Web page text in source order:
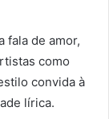
fala de amor,
como
convida à
lírica.